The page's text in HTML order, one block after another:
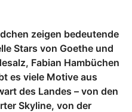
zeigen bedeutende
Stars von Goethe und
Fabian Hambüchen
es viele Motive aus
des Landes – von den
Skyline, von der